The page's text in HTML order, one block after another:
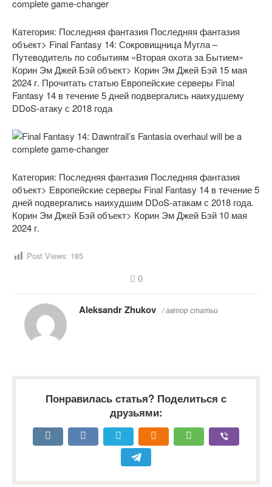
Категория: Последняя фантазия Последняя фантазия
объект> Final Fantasy 14: Сокровищница Мугла –
Путеводитель по событиям «Вторая охота за Бытием»
Корин Эм Джей Бэй объект> Корин Эм Джей Бэй 15 мая
2024 г. Прочитать статью Европейские серверы Final
Fantasy 14 в течение 5 дней подвергались наихудшему
DDoS-атаку с 2018 года
Категория: Последняя фантазия Последняя фантазия
объект> Европейские серверы Final Fantasy 14 в течение 5
дней подвергались наихудшим DDoS-атакам с 2018 года.
Корин Эм Джей Бэй объект> Корин Эм Джей Бэй 10 мая
2024 г.
Post Views: 185
0
Aleksandr Zhukov / автор статьи
Понравилась статья? Поделиться с
друзьями: